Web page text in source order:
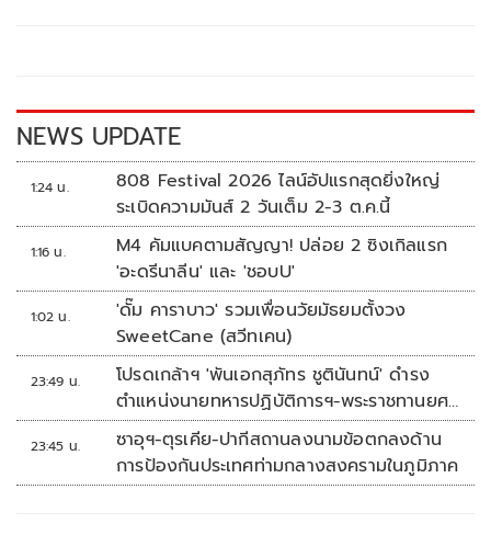
k k
NEWS UPDATE
1:24 น.
808 Festival 2026 ไลน์อัปแรกสุดยิ่งใหญ่
ระเบิดความมันส์ 2 วันเต็ม 2-3 ต.ค.นี้
1:16 น.
M4 คัมแบคตามสัญญา! ปล่อย 2 ซิงเกิลแรก
'อะดรีนาลีน' และ 'ชอบU'
1:02 น.
'ดั๊ม คาราบาว' รวมเพื่อนวัยมัธยมตั้งวง
SweetCane (สวีทเคน)
23:49 น.
โปรดเกล้าฯ 'พันเอกสุภัทร ชูตินันทน์' ดำรง
ตำแหน่งนายทหารปฏิบัติการฯ-พระราชทานยศ
'พลตรี'
23:45 น.
ซาอุฯ-ตุรเคีย-ปากีสถานลงนามข้อตกลงด้าน
การป้องกันประเทศท่ามกลางสงครามในภูมิภาค